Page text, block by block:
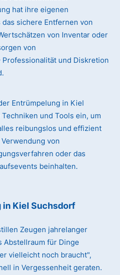
hat ihre eigenen
sichere Entfernen von
von Inventar oder
von
Professionalität und Diskretion
Entrümpelung in Kiel
und Tools ein, um
reibungslos und effizient
von
oder das
beinhalten.
in Kiel Suchsdorf
Zeugen jahrelanger
Abstellraum für Dinge
vielleicht noch braucht",
in Vergessenheit geraten.